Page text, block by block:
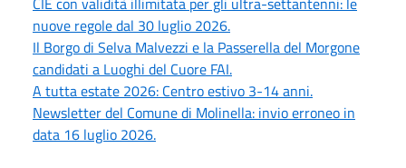
nuove regole dal 30 luglio 2026.
Il Borgo di Selva Malvezzi e la Passerella del Morgone
candidati a Luoghi del Cuore FAI.
A tutta estate 2026: Centro estivo 3-14 anni.
Newsletter del Comune di Molinella: invio erroneo in
data 16 luglio 2026.